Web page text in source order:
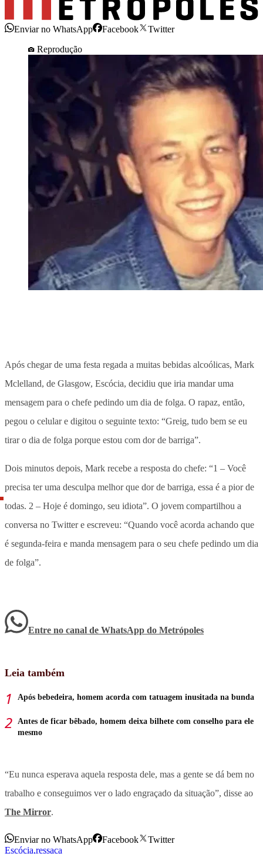
Enviar no WhatsApp Facebook
Twitter
Reprodução
Após chegar de uma festa regada a muitas bebidas alcoólicas, Mark
Mclelland, de Glasgow, Escócia, decidiu que iria mandar uma
mensagem para o chefe pedindo um dia de folga. O rapaz, então,
pegou o celular e digitou o seguinte texto: “Greig, tudo bem se eu
tirar o dia de folga porque estou com dor de barriga”.
Dois minutos depois, Mark recebe a resposta do chefe: “1 – Você
precisa ter uma desculpa melhor que dor de barriga, essa é a pior de
todas. 2 – Hoje é domingo, seu idiota”. O jovem compartilhou a
conversa no Twitter e escreveu: “Quando você acorda achando que
é segunda-feira e manda mensagem para o seu chefe pedindo um dia
de folga”.
Entre no canal de WhatsApp do Metrópoles
Leia também
Após bebedeira, homem acorda com tatuagem inusitada na bunda
Antes de ficar bêbado, homem deixa bilhete com conselho para ele
mesmo
“Eu nunca esperava aquela resposta dele, mas a gente se dá bem no
trabalho e conseguimos ver o lado engraçado da situação”, disse ao
The Mirror.
Enviar no WhatsApp Facebook
Twitter
Escócia,ressaca